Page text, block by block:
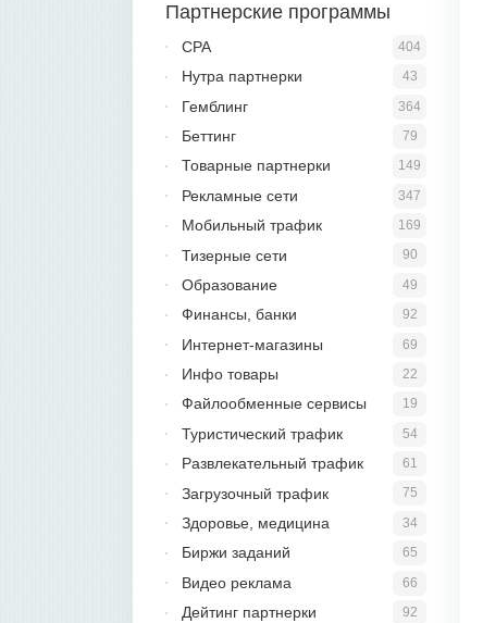
Партнерские программы
404
CPA
43
Нутра партнерки
364
Гемблинг
79
Беттинг
149
Товарные партнерки
347
Рекламные сети
169
Мобильный трафик
90
Тизерные сети
49
Образование
92
Финансы, банки
69
Интернет-магазины
22
Инфо товары
19
Файлообменные сервисы
54
Туристический трафик
61
Развлекательный трафик
75
Загрузочный трафик
34
Здоровье, медицина
65
Биржи заданий
66
Видео реклама
92
Дейтинг партнерки